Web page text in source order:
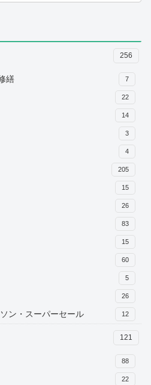
256
繕 7
22
14
3
4
205
15
26
83
15
60
5
26
ン・スーパーセール 12
121
88
22